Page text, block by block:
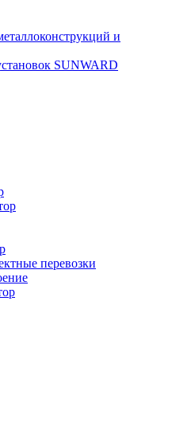
и
SUNWARD
перевозки